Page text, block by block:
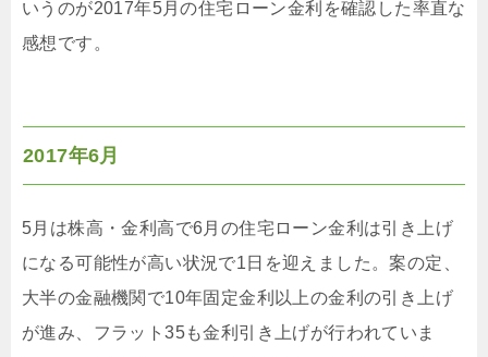
いうのが2017年5月の住宅ローン金利を確認した率直な
感想です。
2017年6月
5月は株高・金利高で6月の住宅ローン金利は引き上げ
になる可能性が高い状況で1日を迎えました。案の定、
大半の金融機関で10年固定金利以上の金利の引き上げ
が進み、フラット35も金利引き上げが行われていま